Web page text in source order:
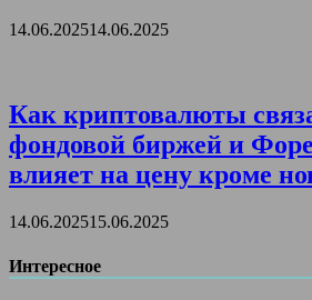
14.06.202514.06.2025
Как криптовалюты
фондовой биржей и
влияет на цену кроме
14.06.202515.06.2025
Интересное